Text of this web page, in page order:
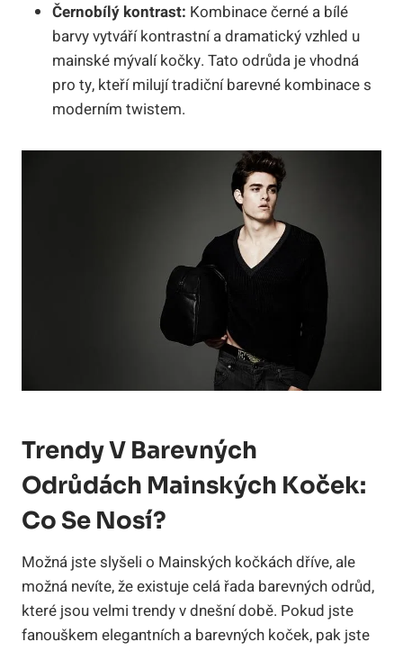
Černobílý kontrast: Kombinace černé a bílé
barvy vytváří kontrastní a dramatický vzhled u
mainské mývalí kočky. Tato odrůda je vhodná
pro ty, kteří milují tradiční barevné kombinace s
moderním twistem.
Trendy V Barevných
Odrůdách Mainských Koček:
Co Se Nosí?
Možná jste slyšeli o Mainských kočkách dříve, ale
možná nevíte, že existuje celá řada barevných odrůd,
které jsou velmi trendy v dnešní době. Pokud jste
fanouškem elegantních a barevných koček, pak jste